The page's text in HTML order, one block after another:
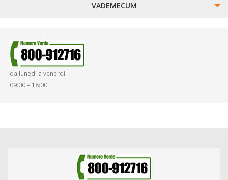
VADEMECUM
SMARRIMENTO OGGETTI
da lunedì a venerdì
09:00 – 18:00